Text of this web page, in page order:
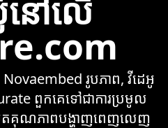
ៅលើ
រូបភាព, វីដេអូ
ពួកគេទៅជាការប្រមូល
រិតគុណភាពបង្ហាញពេញលេញ